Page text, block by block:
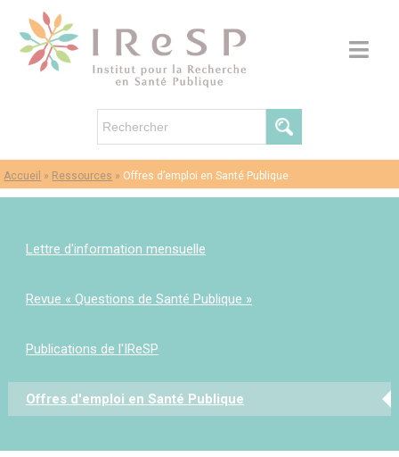
Accueil » Ressources » Offres d’emploi en Santé Publique
Lettre d'information mensuelle
Revue « Questions de Santé Publique »
Publications de l'IReSP
Offres d'emploi en Santé Publique